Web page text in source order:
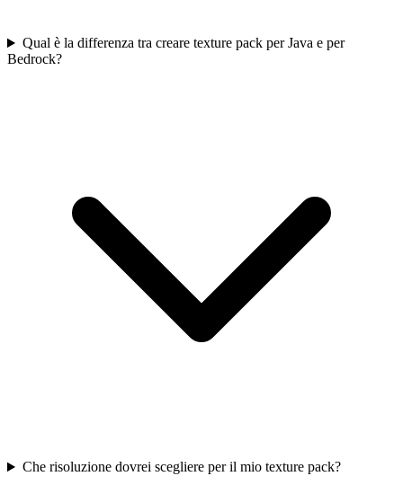
Qual è la differenza tra creare texture pack per Java e per
Bedrock?
Che risoluzione dovrei scegliere per il mio texture pack?